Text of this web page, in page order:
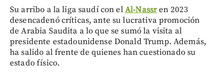
Su arribo a la liga saudí con elAl-Nassren 2023
desencadenó críticas, ante su lucrativa promoción
de Arabia Saudita a lo que se sumó la visita al
presidente estadounidense Donald Trump. Además,
ha salido al frente de quienes han cuestionado su
estado físico.